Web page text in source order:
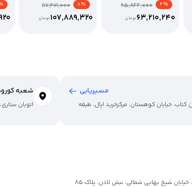
% 4
65,844,000
63,210,240تومان
% 8
117,271,000
107,889,320تومان
4
مسیریابی
کتاب، خیابان کوهستان، مرکزخرید اپال، طبقه
شعبه
اتوبان
خیابان شیخ بهایی شمالی، نبش لادن، پلاک ۸۵